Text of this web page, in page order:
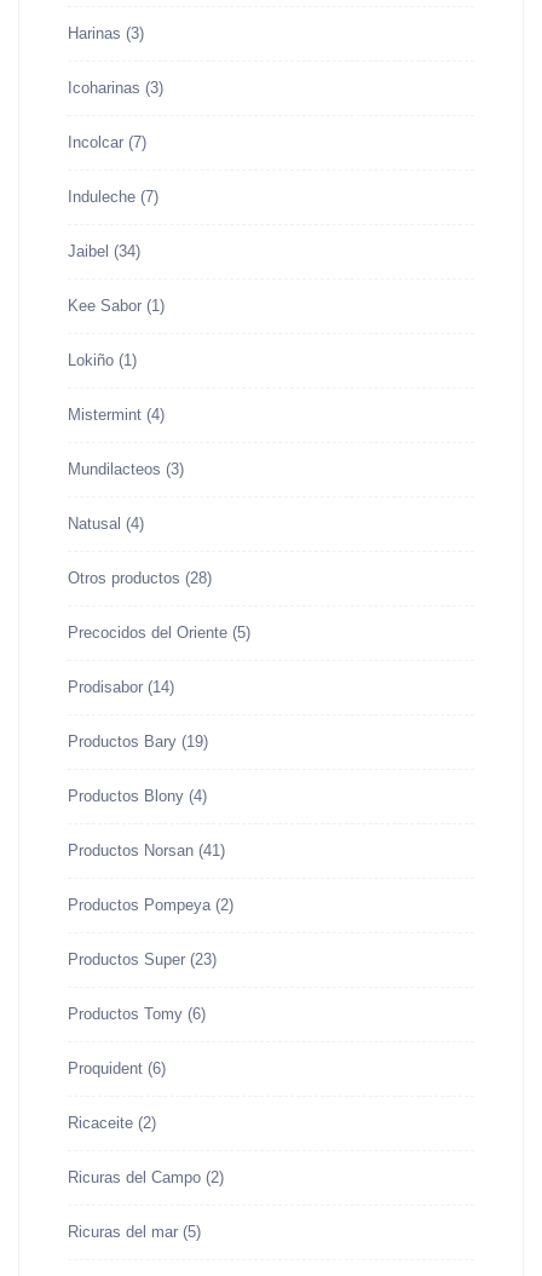
Harinas (3)
Icoharinas (3)
Incolcar (7)
Induleche (7)
Jaibel (34)
Kee Sabor (1)
Lokiño (1)
Mistermint (4)
Mundilacteos (3)
Natusal (4)
Otros productos (28)
Precocidos del Oriente (5)
Prodisabor (14)
Productos Bary (19)
Productos Blony (4)
Productos Norsan (41)
Productos Pompeya (2)
Productos Super (23)
Productos Tomy (6)
Proquident (6)
Ricaceite (2)
Ricuras del Campo (2)
Ricuras del mar (5)